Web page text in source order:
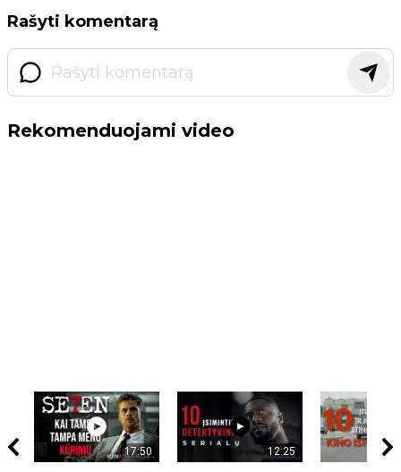
Rašyti komentarą
Rekomenduojami video
17:50 12:25